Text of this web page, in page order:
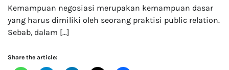
Kemampuan negosiasi merupakan kemampuan dasar
yang harus dimiliki oleh seorang praktisi public relation.
Sebab, dalam […]
Share the article: